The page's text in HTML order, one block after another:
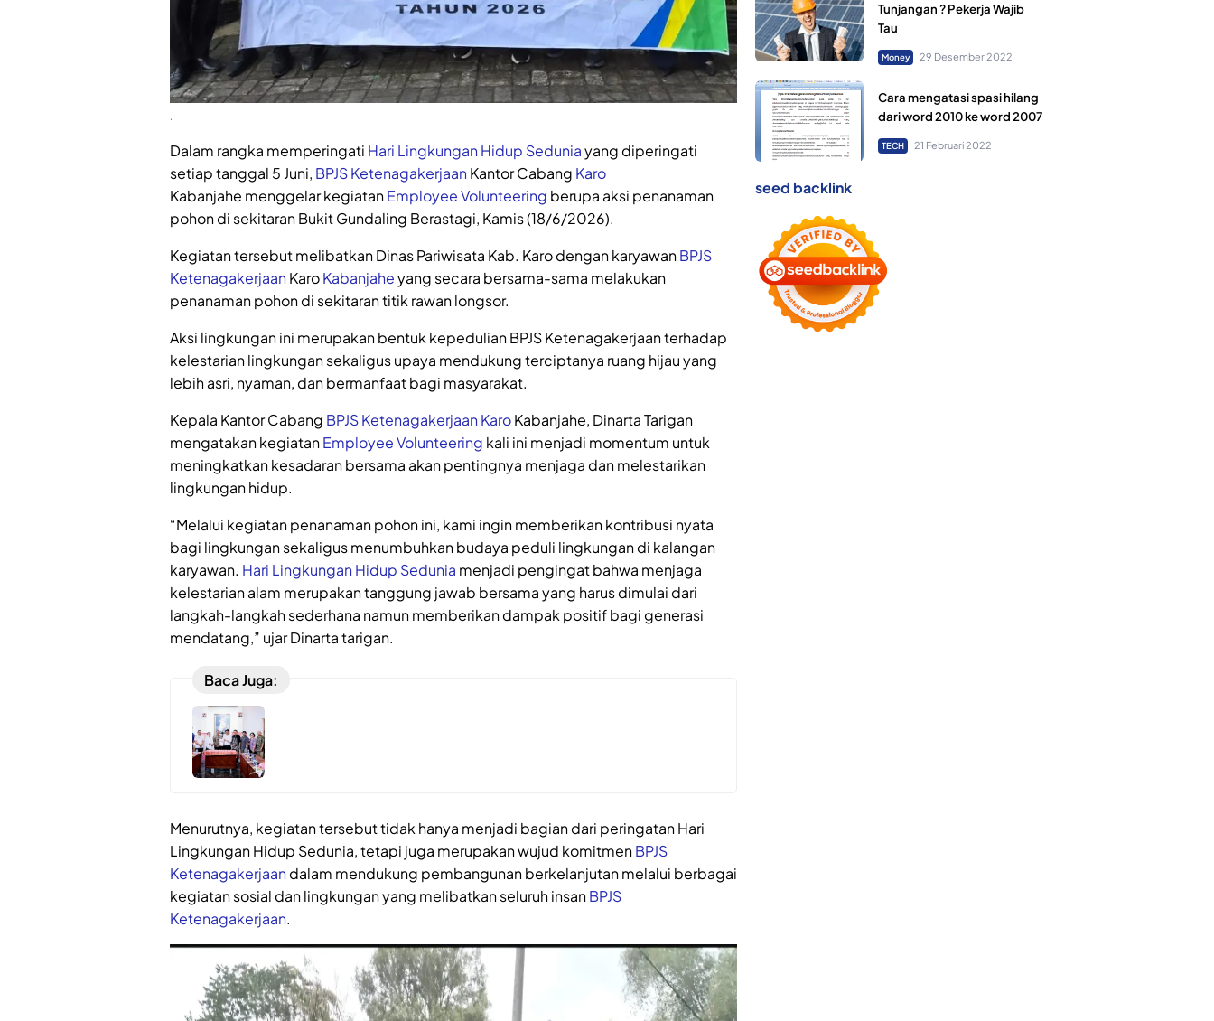
.
Dalam rangka memperingati Hari Lingkungan Hidup Seduniayang diperingati
setiap tanggal 5 Juni, BPJS KetenagakerjaanKantor Cabang Karo
Kabanjahe menggelar kegiatanEmployee Volunteering berupa aksi penanaman
pohon di sekitaran Bukit Gundaling Berastagi, Kamis (18/6/2026).
Kegiatan tersebut melibatkan Dinas Pariwisata Kab. Karo dengan karyawanBPJS
KetenagakerjaanKaroKabanjaheyang secara bersama-sama melakukan
penanaman pohon di sekitaran titik rawan longsor.
Aksi lingkungan ini merupakan bentuk kepedulian BPJS Ketenagakerjaan terhadap
kelestarian lingkungan sekaligus upaya mendukung terciptanya ruang hijau yang
lebih asri, nyaman, dan bermanfaat bagi masyarakat.
Kepala Kantor Cabang BPJS KetenagakerjaanKaroKabanjahe, Dinarta Tarigan
mengatakan kegiatanEmployee Volunteering kali ini menjadi momentum untuk
meningkatkan kesadaran bersama akan pentingnya menjaga dan melestarikan
lingkungan hidup.
“Melalui kegiatan penanaman pohon ini, kami ingin memberikan kontribusi nyata
bagi lingkungan sekaligus menumbuhkan budaya peduli lingkungan di kalangan
karyawan. Hari Lingkungan Hidup Sedunia menjadi pengingat bahwa menjaga
kelestarian alam merupakan tanggung jawab bersama yang harus dimulai dari
langkah-langkah sederhana namun memberikan dampak positif bagi generasi
mendatang,” ujar Dinarta tarigan.
Baca Juga:
Menurutnya, kegiatan tersebut tidak hanya menjadi bagian dari peringatan Hari
Lingkungan Hidup Sedunia, tetapi juga merupakan wujud komitmenBPJS
Ketenagakerjaandalam mendukung pembangunan berkelanjutan melalui berbagai
kegiatan sosial dan lingkungan yang melibatkan seluruh insanBPJS
Ketenagakerjaan.
Tunjangan ? Pekerja Wajib
Tau
Money 29 Desember 2022
Cara mengatasi spasi hilang
dari word 2010 ke word 2007
TECH 21 Februari 2022
seed backlink